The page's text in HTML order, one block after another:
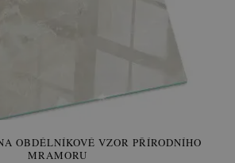
OBDÉLNÍKOVÉ VZOR PŘÍRODNÍHO
MRAMORU